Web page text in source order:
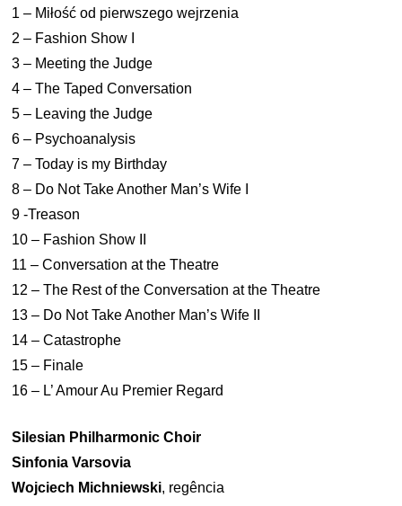
1 – Miłość od pierwszego wejrzenia
2 – Fashion Show I
3 – Meeting the Judge
4 – The Taped Conversation
5 – Leaving the Judge
6 – Psychoanalysis
7 – Today is my Birthday
8 – Do Not Take Another Man’s Wife I
9 -Treason
10 – Fashion Show II
11 – Conversation at the Theatre
12 – The Rest of the Conversation at the Theatre
13 – Do Not Take Another Man’s Wife II
14 – Catastrophe
15 – Finale
16 – L’ Amour Au Premier Regard
Silesian Philharmonic Choir
Sinfonia Varsovia
Wojciech Michniewski, regência